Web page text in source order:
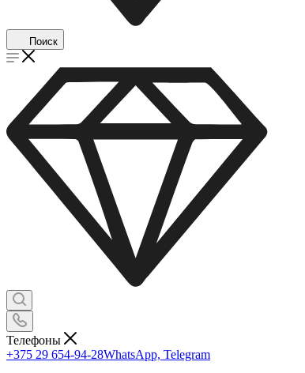
Поиск
Телефоны
+375 29 654-94-28WhatsApp, Telegram